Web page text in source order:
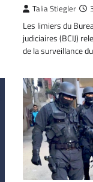
Talia Stiegler
Les limiers du
judiciaires (BCIJ)
de la surveillance